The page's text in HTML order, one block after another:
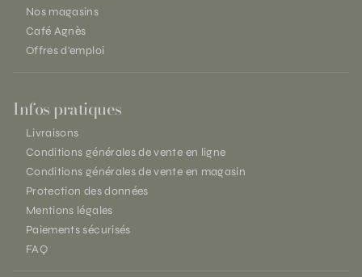
Nos magasins
Café Agnès
Offres d'emploi
Infos pratiques
Livraisons
Conditions générales de vente en ligne
Conditions générales de vente en magasin
Protection des données
Mentions légales
Paiements sécurisés
FAQ